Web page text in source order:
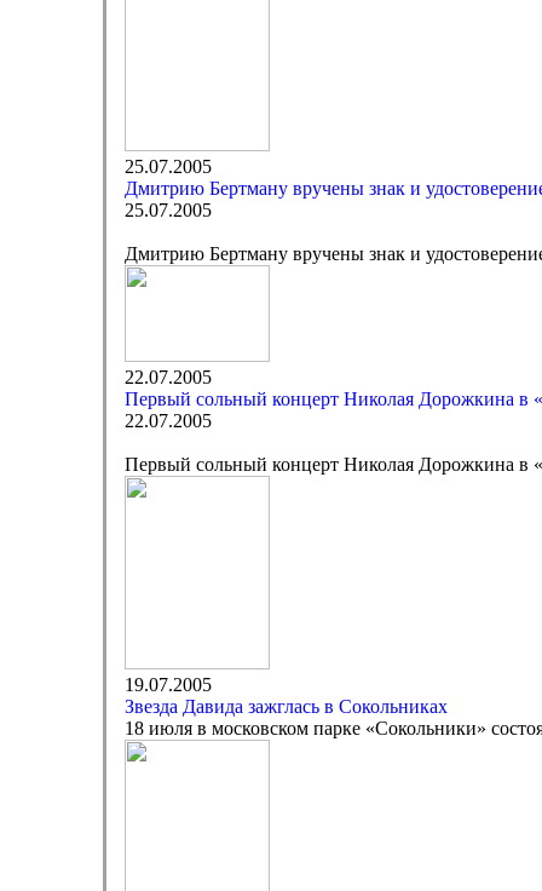
25.07.2005
Дмитрию Бертману вручены знак и
25.07.2005
Дмитрию Бертману вручены знак и
22.07.2005
Первый сольный концерт Николая Дорожкина в
22.07.2005
Первый сольный концерт Николая Дорожкина в
19.07.2005
Звезда Давида зажглась в Сокольниках
18 июля в московском парке «Сокольники»